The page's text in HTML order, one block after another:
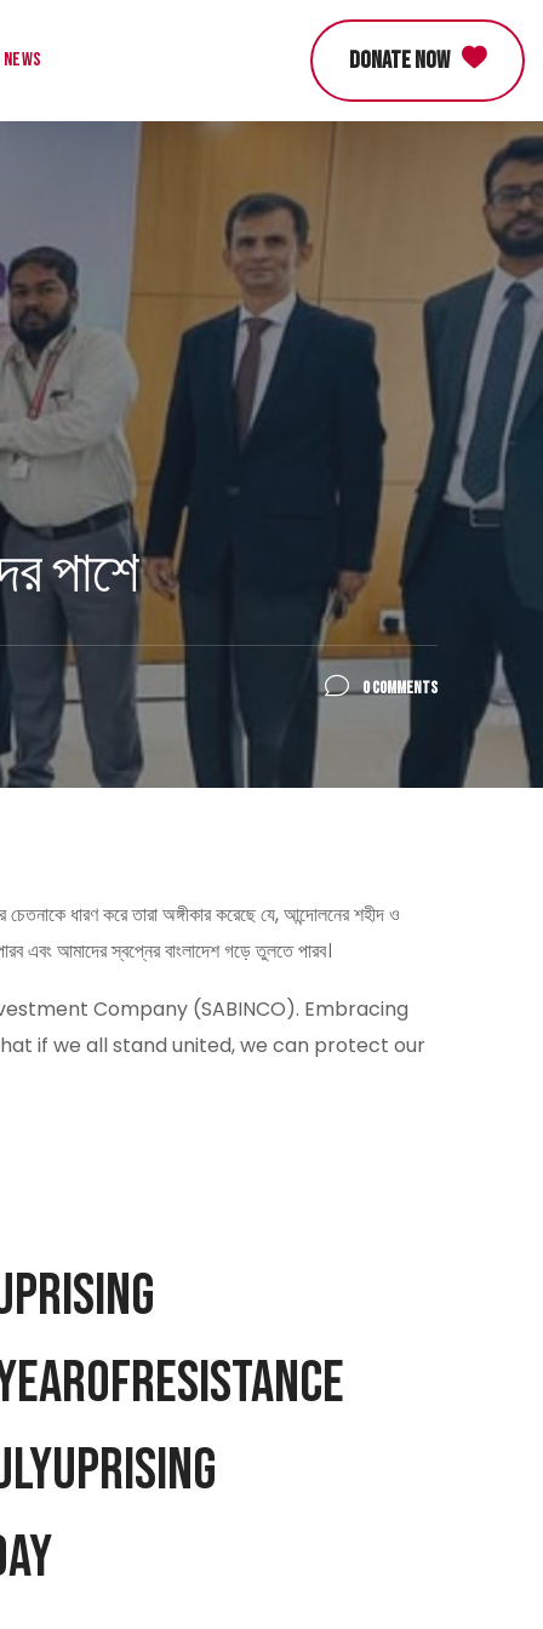
News DONATE NOW
পাশে
0 COMMENTS
ধারণ করে তারা অঙ্গীকার করেছে যে, আন্দোলনের শহীদ ও
এবং আমাদের স্বপ্নের বাংলাদেশ গড়ে তুলতে পারব।
Company (SABINCO). Embracing
if we all stand united, we can protect our